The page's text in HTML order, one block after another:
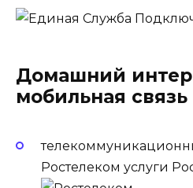
Домашний
мобильная
Ростелеком услуги